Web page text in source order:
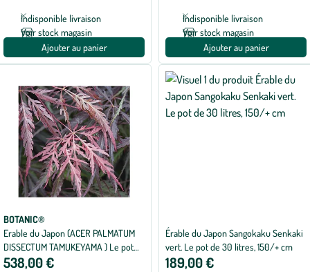
Indisponible livraison
Voir stock magasin
Ajouter au panier
Indisponible livraison
Voir stock magasin
Ajouter au panier
BOTANIC®
Erable du Japon (ACER PALMATUM
DISSECTUM TAMUKEYAMA ) Le pot
de 80 litres
538,00 €
Érable du Japon Sangokaku Senkaki
vert. Le pot de 30 litres, 150/+ cm
189,00 €